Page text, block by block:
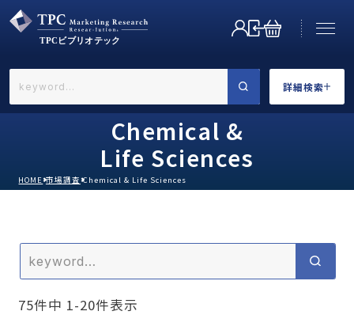
詳細検索
←戻る
Chemical &
Life Sciences
HOME 市場調査 Chemical & Life Sciences
75件中 1-20件表示